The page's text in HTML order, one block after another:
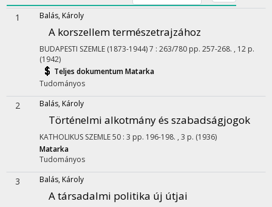
1 Balás, Károly
A korszellem természetrajzához
BUDAPESTI SZEMLE (1873-1944)7 : 263/780 pp. 257-268. , 12 p.
(1942)
Teljes dokumentumMatarka
Tudományos
2 Balás, Károly
Történelmi alkotmány és szabadságjogok
KATHOLIKUS SZEMLE50 : 3 pp. 196-198. , 3 p. (1936)
Matarka
Tudományos
3 Balás, Károly
A társadalmi politika új útjai